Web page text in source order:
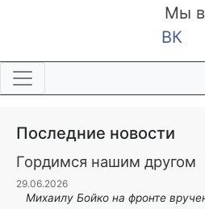
Мы в
ВК
Последние новости
Гордимся нашим другом
29.06.2026
Михаилу Бойко на фронте